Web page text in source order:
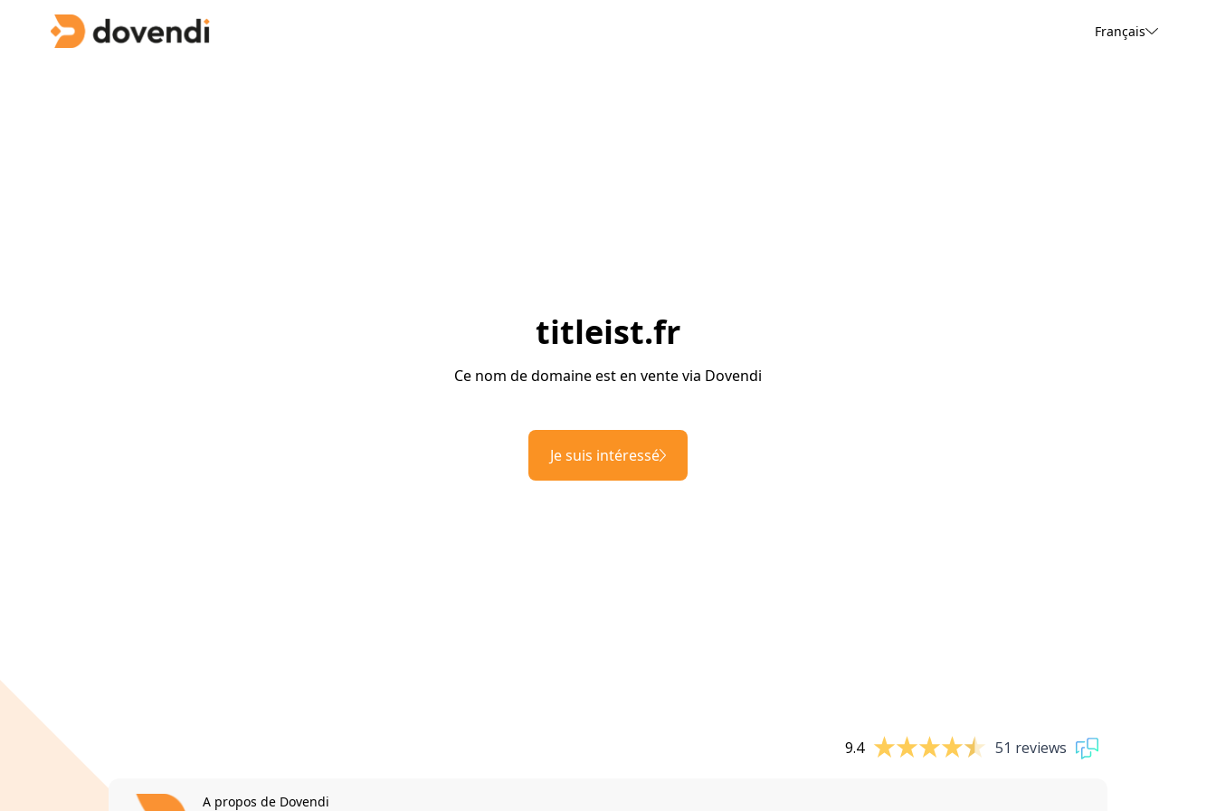
Français
titleist.fr
Ce nom de domaine est en vente via Dovendi
Je suis intéressé
9.4 51 reviews
A propos de Dovendi